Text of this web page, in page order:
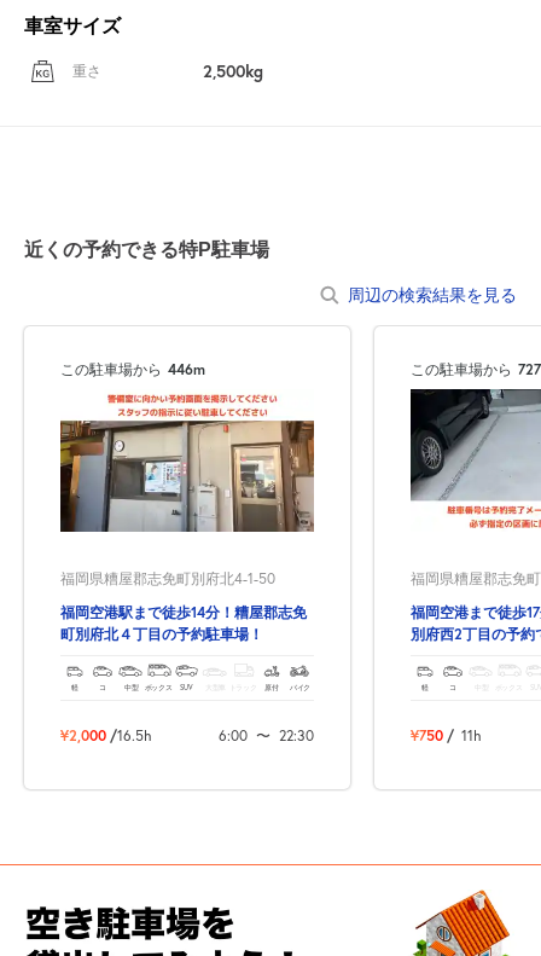
車室サイズ
重さ 2,500kg
近くの予約できる特P駐車場
周辺の検索結果を見る
この駐車場から 446m
福岡県糟屋郡志免町別府北4-1-50
福岡空港駅まで徒歩14分！糟屋郡志免
町別府北４丁目の予約駐車場！
軽 コ 中型 ボックス SUV トラック 原付 バイク
¥2,000 /16.5h 6:00 〜 22:30
この駐車場から
福岡県糟屋郡志免
福岡空港まで徒歩
別府西2丁目の予約
軽 コ ボックス
¥750 / 11h